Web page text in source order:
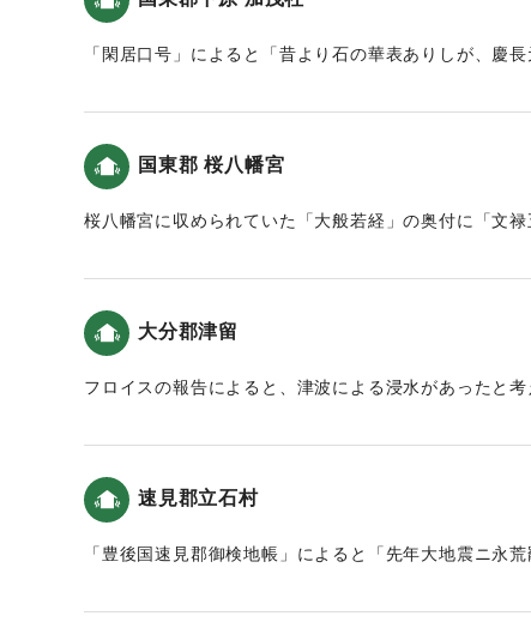
定されている。
｜固有コード: 00028037
「閑居口号」によると「昔より石の華表ありしが、慶
ートル程度と推定されている。
｜固有コード:00028039
国東郡 桜八幡宮
桜八幡宮に収められていた「大般若経」の奥付に「文
亦者興ノ浜計ニ一万人死ト云々」との記述がある。当
載されていないため、この地の津波被害は大きくなかっ
大分郡津留
フロイスの報告によると、津波による浸水があったと
速見郡立石村
「豊後国速見郡御検地帳」によると「先年大地震ニ永